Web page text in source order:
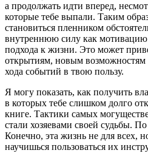
а продолжать идти вперед,
которые тебе выпали. Таким
становиться пленником
внутреннюю силу как мотивацию
подхода к жизни. Это может
открытиям, новым
хода событий в твою пользу.
Я могу показать, как получить
в которых тебе слишком долго
книге. Тактики самых
стали хозяевами своей судьбы.
Конечно, эта жизнь не для всех,
научишься пользоваться их